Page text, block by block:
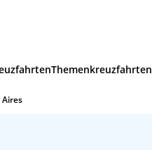
Themenkreuzfahrten